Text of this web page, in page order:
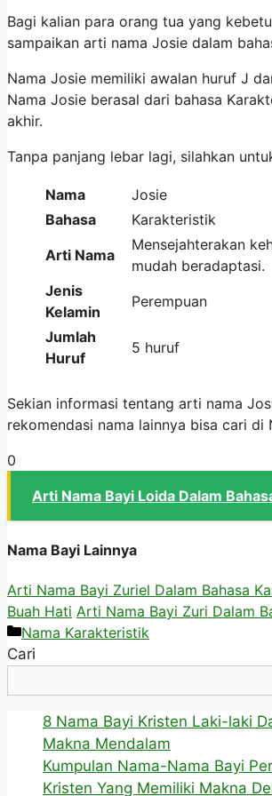
Bagi kalian para orang tua yang
sampaikan arti nama Josie dalam
Nama Josie memiliki awalan huruf J
Nama Josie berasal dari bahasa
akhir.
Tanpa panjang lebar lagi, silahkan
Nama
Josie
Bahasa
Karakteristik
Arti Nama
Mensejahterakan
mudah beradaptasi.
Jenis
Kelamin
Perempuan
Jumlah
Huruf
5 huruf
Sekian informasi tentang arti nama
rekomendasi nama lainnya bisa cari
0
Arti Nama Bayi Loida Dalam
Nama Bayi Lainnya
Arti Nama Bayi Zuriel Dalam Bahasa
Buah Hati Arti Nama Bayi Zuri Dalam
Kategori
Nama Karakteristik
Cari
8 Nama Bayi Kristen Laki-laki
Makna Mendalam
Kumpulan Nama-Nama Bayi
Kristen Yang Memiliki Makna